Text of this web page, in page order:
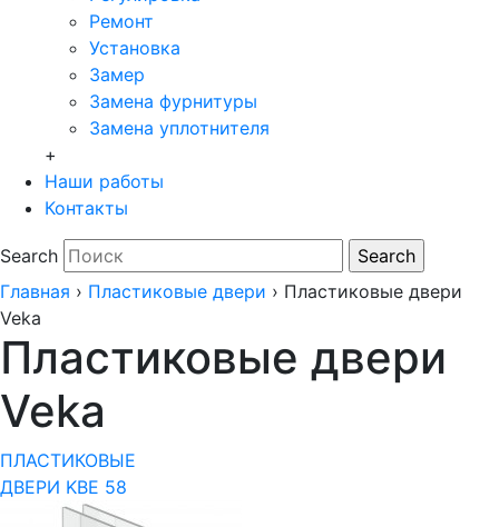
Ремонт
Установка
Замер
Замена фурнитуры
Замена уплотнителя
+
Наши работы
Контакты
Search
Главная › Пластиковые двери › Пластиковые двери
Veka
Пластиковые двери
Veka
ПЛАСТИКОВЫЕ
ДВЕРИ KBE 58